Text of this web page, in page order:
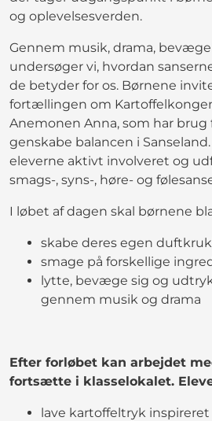
og oplevelsesverden.
Gennem musik, drama,
undersøger vi, hvordan
de betyder for os. Børnene
fortællingen om
Anemonen Anna, som har
genskabe balancen i
eleverne aktivt involveret og
smags-, syns-, høre- og
I løbet af dagen skal børnene
skabe deres egen
smage på forskellige
lytte, bevæge sig og
gennem musik og drama
Efter forløbet kan arbejdet
fortsætte i klasselokalet.
lave kartoffeltryk